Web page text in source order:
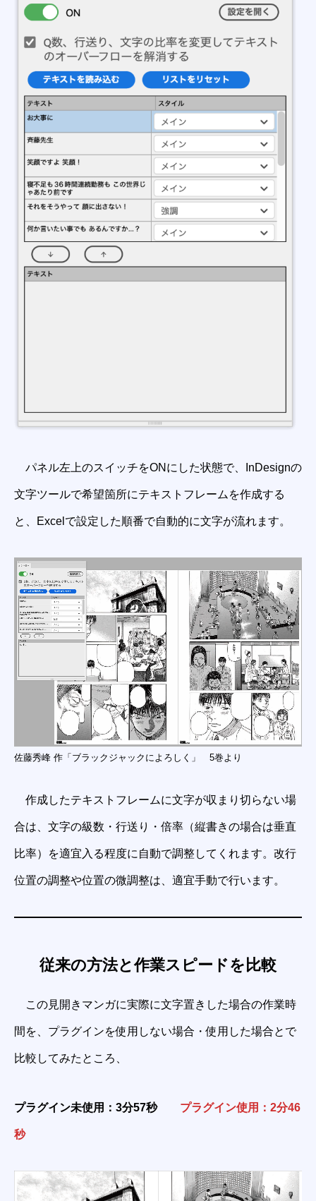
パネル左上のスイッチをONにした状態で、InDesignの
文字ツールで希望箇所にテキストフレームを作成する
と、Excelで設定した順番で自動的に文字が流れます。
佐藤秀峰 作「ブラックジャックによろしく」 5巻より
作成したテキストフレームに⽂字が収まり切らない場
合は、⽂字の級数・行送り・倍率（縦書きの場合は垂直
⽐率）を適宜入る程度に自動で調整してくれます。改行
位置の調整や位置の微調整は、適宜手動で行います。
従来の方法と作業スピードを比較
この見開きマンガに実際に文字置きした場合の作業時
間を、プラグインを使用しない場合・使用した場合とで
比較してみたところ、
プラグイン未使用：3分57秒 プラグイン使用：2分46
秒